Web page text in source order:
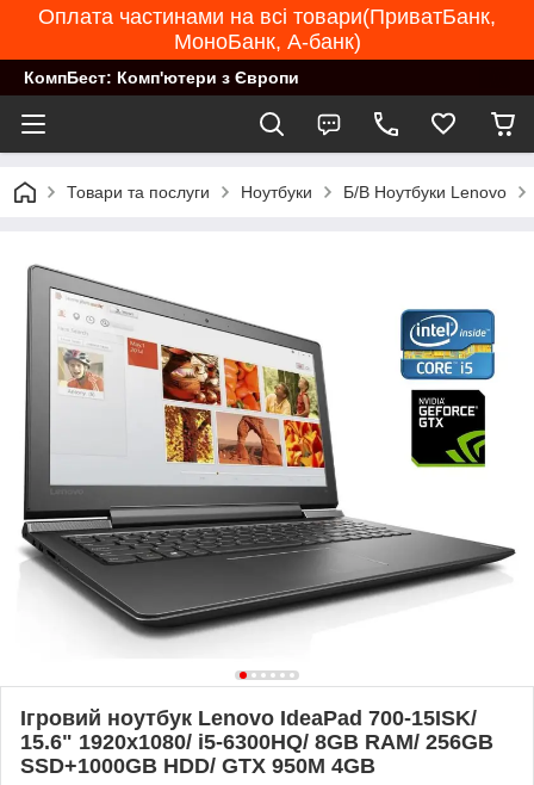
Оплата частинами на всі товари(ПриватБанк,
МоноБанк, А-банк)
КомпБест: Комп'ютери з Європи
Товари та послуги Ноутбуки Б/В Ноутбуки Lenovo
Ігровий ноутбук Lenovo IdeaPad 700-15ISK/
15.6" 1920x1080/ i5-6300HQ/ 8GB RAM/ 256GB
SSD+1000GB HDD/ GTX 950M 4GB